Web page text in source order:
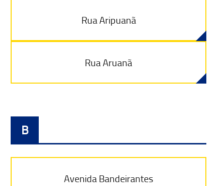
Rua Aripuanã
Rua Aruanã
B
Avenida Bandeirantes